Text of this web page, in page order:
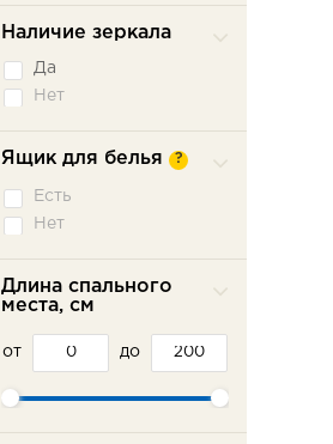
Наличие зеркала
Да
Нет
Ящик для белья ?
Есть
Нет
Длина спального
места, см
от до